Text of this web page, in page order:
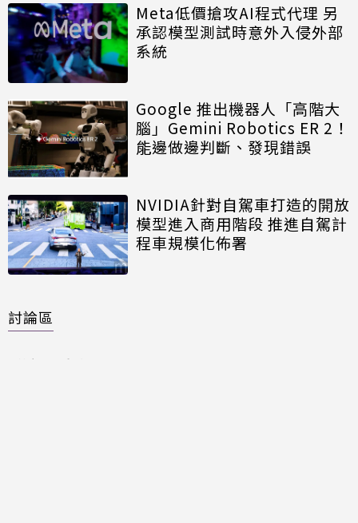
Meta低價搶攻AI程式代理 另
承認模型測試時意外入侵外部
系統
Google 推出機器人「高階大
腦」Gemini Robotics ER 2！
能邊做邊判斷、發現錯誤
NVIDIA針對自駕車打造的開放
模型進入商用階段 推進自駕計
程車規模化佈署
討論區
共有 則留言